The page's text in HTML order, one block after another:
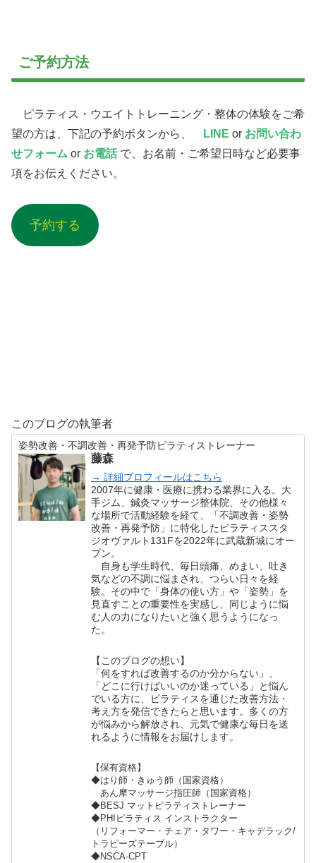
ご予約方法
ピラティス・ウエイトトレーニング・整体の体験をご希
望の方は、下記の予約ボタンから、
LINE or お問い合わ
せフォーム or お電話で、お名前・ご希望日時など必要事
項をお伝えください。
予約する
このブログの執筆者
姿勢改善・不調改善・再発予防ピラティストレーナー
藤森
→ 詳細プロフィールはこちら
2007年に健康・医療に携わる業界に入る。大
手ジム、鍼灸マッサージ整体院、その他様々
な場所で活動経験を経て、「不調改善・姿勢
改善・再発予防」に特化したピラティススタ
ジオヴァルト131Fを2022年に武蔵新城にオー
プン。
自身も学生時代、毎日頭痛、めまい、吐き
気などの不調に悩まされ、つらい日々を経
験。その中で「身体の使い方」や「姿勢」を
見直すことの重要性を実感し、同じように悩
む人の力になりたいと強く思うようになっ
た。
【このブログの想い】
「何をすれば改善するのか分からない」、
「どこに行けばいいのか迷っている」と悩ん
でいる方に、ピラティスを通じた改善方法・
考え方を発信できたらと思います。多くの方
が悩みから解放され、元気で健康な毎日を送
れるように情報をお届けします。
【保有資格】
◆はり師・きゅう師（国家資格）
あん摩マッサージ指圧師（国家資格）
◆BESJ マットピラティストレーナー
◆PHIピラティス インストラクター
（リフォーマー・チェア・タワー・キャデラック/
トラピーズテーブル）
◆NSCA-CPT